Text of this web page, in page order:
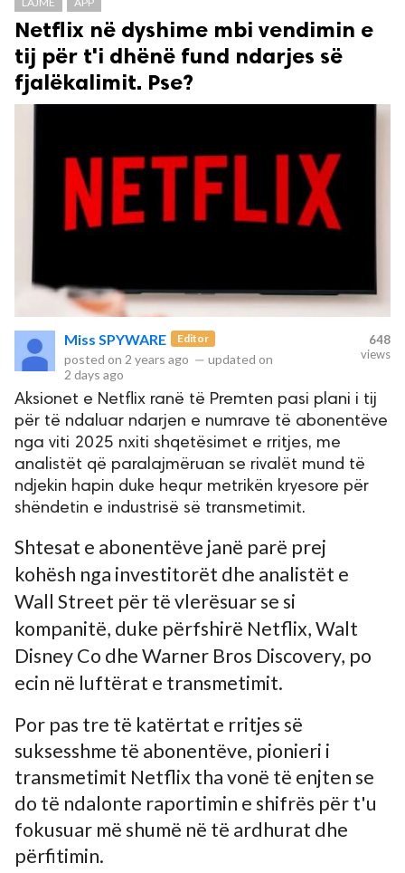
Netflix në dyshime mbi vendimin e
tij për t'i dhënë fund ndarjes së
fjalëkalimit. Pse?
Miss SPYWARE Editor
posted on 2 years ago — updated on
2 days ago
648
views
Aksionet e Netflix ranë të Premten pasi plani i tij
për të ndaluar ndarjen e numrave të abonentëve
nga viti 2025 nxiti shqetësimet e rritjes, me
analistët që paralajmëruan se rivalët mund të
ndjekin hapin duke hequr metrikën kryesore për
shëndetin e industrisë së transmetimit.
Shtesat e abonentëve janë parë prej
kohësh nga investitorët dhe analistët e
Wall Street për të vlerësuar se si
kompanitë, duke përfshirë Netflix, Walt
Disney Co dhe Warner Bros Discovery, po
ecin në luftërat e transmetimit.
Por pas tre të katërtat e rritjes së
suksesshme të abonentëve, pionieri i
transmetimit Netflix tha vonë të enjten se
do të ndalonte raportimin e shifrës për t'u
fokusuar më shumë në të ardhurat dhe
përfitimin.